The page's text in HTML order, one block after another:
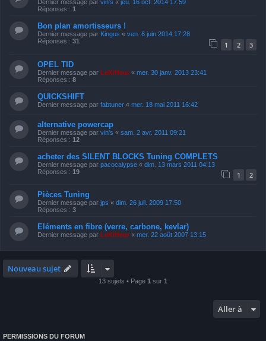
Dernier message par vin's « jeu. 16 oct. 2014 17:59
Réponses : 1
Bon plan amortisseurs !
Dernier message par Kingus « ven. 6 juin 2014 17:28
Réponses : 31 1 2 3
OPEL TID
Dernier message par LeKiffeur « mer. 30 janv. 2013 23:41
Réponses : 8
QUICKSHIFT
Dernier message par fabtuner « mer. 18 mai 2011 16:42
alternative powercap
Dernier message par vin's « sam. 2 avr. 2011 09:21
Réponses : 12
acheter des SILENT BLOCKS Tuning COMPLETS
Dernier message par pacocalypse « dim. 13 mars 2011 04:13
Réponses : 19 1 2
Pièces Tuning
Dernier message par jps « dim. 26 juil. 2009 17:50
Réponses : 3
Eléments en fibre (verre, carbone, kevlar)
Dernier message par LeKiffeur « mer. 22 août 2007 13:15
Nouveau sujet
13 sujets • Page 1 sur 1
Aller à
PERMISSIONS DU FORUM